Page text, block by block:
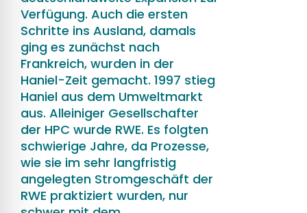
Verfügung. Auch die ersten
Schritte ins Ausland, damals
ging es zunächst nach
Frankreich, wurden in der
Haniel-Zeit gemacht. 1997 stieg
Haniel aus dem Umweltmarkt
aus. Alleiniger Gesellschafter
der HPC wurde RWE. Es folgten
schwierige Jahre, da Prozesse,
wie sie im sehr langfristig
angelegten Stromgeschäft der
RWE praktiziert wurden, nur